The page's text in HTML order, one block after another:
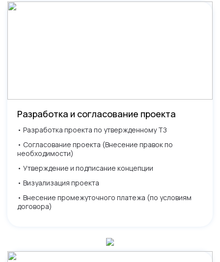
Разработка и согласование проекта
• Разработка проекта по утвержденному ТЗ
• Согласование проекта (Внесение правок по
необходимости)
• Утверждение и подписание концепции
• Визуализация проекта
• Внесение промежуточного платежа (по условиям
договора)